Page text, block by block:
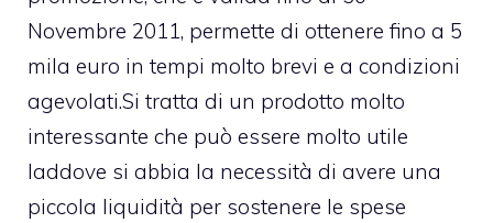
Novembre 2011, permette di ottenere fino a 5
mila euro in tempi molto brevi e a condizioni
agevolati.Si tratta di un prodotto molto
interessante che può essere molto utile
laddove si abbia la necessità di avere una
piccola liquidità per sostenere le spese